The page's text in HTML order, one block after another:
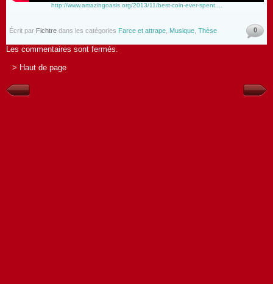
http://www.amazingoasis.org/2013/11/best-coin-ever-spent....
Écrit par Fichtre dans les catégories Farce et attrape Musique Thèse 0
Les commentaires sont fermés.
> Haut de page